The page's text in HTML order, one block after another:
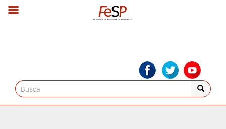
Search
for: